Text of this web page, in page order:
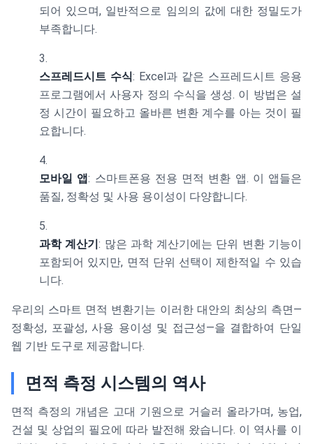
되어 있으며, 일반적으로 임의의 값에 대한 정밀도가
부족합니다.
스프레드시트 수식: Excel과 같은 스프레드시트 응용
프로그램에서 사용자 정의 수식을 생성. 이 방법은 설
정 시간이 필요하고 올바른 변환 계수를 아는 것이 필
요합니다.
모바일 앱: 스마트폰용 전용 면적 변환 앱. 이 앱들은
품질, 정확성 및 사용 용이성이 다양합니다.
과학 계산기: 많은 과학 계산기에는 단위 변환 기능이
포함되어 있지만, 면적 단위 선택이 제한적일 수 있습
니다.
우리의 스마트 면적 변환기는 이러한 대안의 최상의 측면—
정확성, 포괄성, 사용 용이성 및 접근성—을 결합하여 단일
웹 기반 도구로 제공합니다.
면적 측정 시스템의 역사
면적 측정의 개념은 고대 기원으로 거슬러 올라가며, 농업,
건설 및 상업의 필요에 따라 발전해 왔습니다. 이 역사를 이